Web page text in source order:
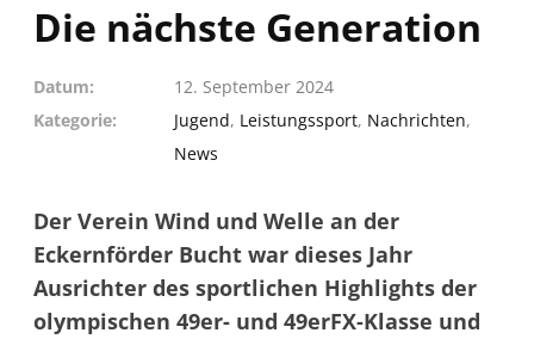
Die nächste Generation
Datum
12. September 2024
Kategorie
Jugend, Leistungssport, Nachrichten,
News
Der Verein Wind und Welle an der
Eckernförder Bucht war dieses Jahr
Ausrichter des sportlichen Highlights der
olympischen 49er- und 49erFX-Klasse und